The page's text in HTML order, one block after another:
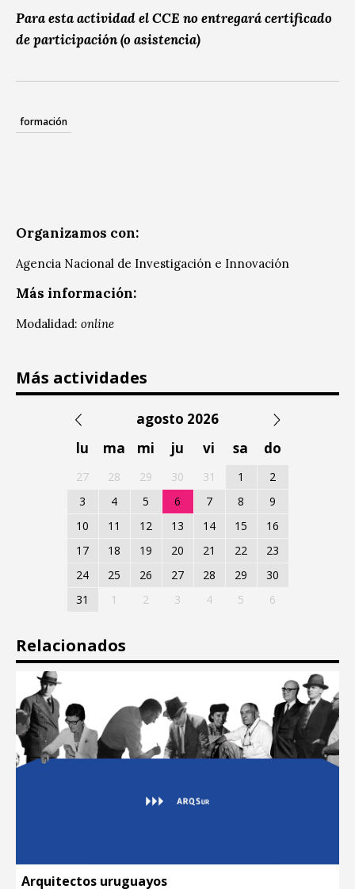
Para esta actividad el CCE no entregará certificado
de participación (o asistencia)
formación
Organizamos con:
Agencia Nacional de Investigación e Innovación
Más información:
Modalidad: online
Más actividades
agosto 2026
lu
ma mi ju vi sa do
27 28 29 30 31 1
2
3
4 5 6 7 8
9
10
11 12 13 14 15
16
17
18 19 20 21 22
23
24
25 26 27 28 29
30
31
1 2 3 4 5 6
Relacionados
Arquitectos uruguayos